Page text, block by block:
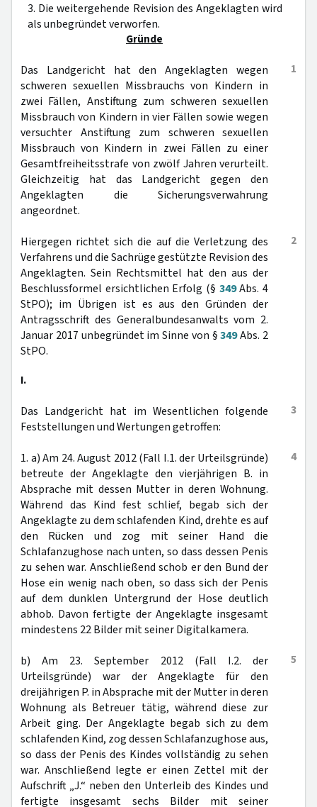
3. Die weitergehende Revision des Angeklagten wird
als unbegründet verworfen.
Gründe
1
Das Landgericht hat den Angeklagten wegen
schweren sexuellen Missbrauchs von Kindern in
zwei Fällen, Anstiftung zum schweren sexuellen
Missbrauch von Kindern in vier Fällen sowie wegen
versuchter Anstiftung zum schweren sexuellen
Missbrauch von Kindern in zwei Fällen zu einer
Gesamtfreiheitsstrafe von zwölf Jahren verurteilt.
Gleichzeitig hat das Landgericht gegen den
Angeklagten die Sicherungsverwahrung
angeordnet.
2
Hiergegen richtet sich die auf die Verletzung des
Verfahrens und die Sachrüge gestützte Revision des
Angeklagten. Sein Rechtsmittel hat den aus der
Beschlussformel ersichtlichen Erfolg (§ 349Abs. 4
StPO); im Übrigen ist es aus den Gründen der
Antragsschrift des Generalbundesanwalts vom 2.
Januar 2017 unbegründet im Sinne von §349Abs. 2
StPO.
I.
3
Das Landgericht hat im Wesentlichen folgende
Feststellungen und Wertungen getroffen:
4
1. a) Am 24. August 2012 (Fall I.1. der Urteilsgründe)
betreute der Angeklagte den vierjährigen B. in
Absprache mit dessen Mutter in deren Wohnung.
Während das Kind fest schlief, begab sich der
Angeklagte zu dem schlafenden Kind, drehte es auf
den Rücken und zog mit seiner Hand die
Schlafanzughose nach unten, so dass dessen Penis
zu sehen war. Anschließend schob er den Bund der
Hose ein wenig nach oben, so dass sich der Penis
auf dem dunklen Untergrund der Hose deutlich
abhob. Davon fertigte der Angeklagte insgesamt
mindestens 22 Bilder mit seiner Digitalkamera.
5
b) Am 23. September 2012 (Fall I.2. der
Urteilsgründe) war der Angeklagte für den
dreijährigen P. in Absprache mit der Mutter in deren
Wohnung als Betreuer tätig, während diese zur
Arbeit ging. Der Angeklagte begab sich zu dem
schlafenden Kind, zog dessen Schlafanzughose aus,
so dass der Penis des Kindes vollständig zu sehen
war. Anschließend legte er einen Zettel mit der
Aufschrift „J.“ neben den Unterleib des Kindes und
fertigte insgesamt sechs Bilder mit seiner